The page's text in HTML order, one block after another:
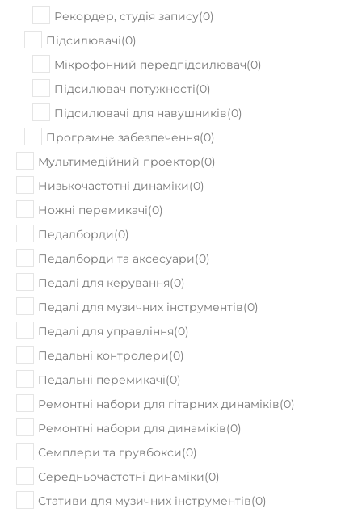
Рекордер, студія запису(0)
Підсилювачі(0)
Мікрофонний передпідсилювач(0)
Підсилювач потужності(0)
Підсилювачі для навушників(0)
Програмне забезпечення(0)
Мультимедійний проектор(0)
Низькочастотні динаміки(0)
Ножні перемикачі(0)
Педалборди(0)
Педалборди та аксесуари(0)
Педалі для керування(0)
Педалі для музичних інструментів(0)
Педалі для управління(0)
Педальні контролери(0)
Педальні перемикачі(0)
Ремонтні набори для гітарних динаміків(0)
Ремонтні набори для динаміків(0)
Семплери та грувбокси(0)
Середньочастотні динаміки(0)
Стативи для музичних інструментів(0)